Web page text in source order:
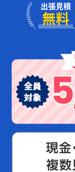
出張見積
無料